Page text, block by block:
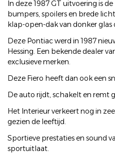
In deze 1987 GT uitvoering is
bumpers, spoilers en brede
klap-open-dak van donker glas
Deze Pontiac werd in 1987
Hessing. Een bekende dealer
exclusieve merken.
Deze Fiero heeft dan ook een
De auto rijdt, schakelt en remt
Het Interieur verkeert nog in
gezien de leeftijd.
Sportieve prestaties en sound
sportuitlaat.